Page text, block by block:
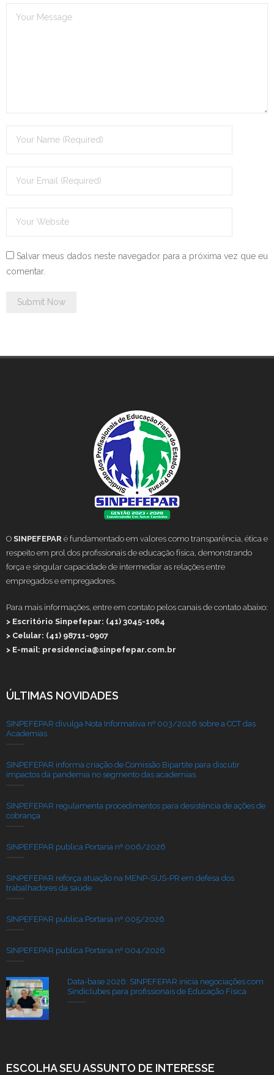
Salvar meus dados neste navegador para a próxima vez que eu
comentar.
O SINPEFEPAR é fundamentado em valores como transparência, ética e
respeito em prol dos profissionais de educação física, demonstrando
força e singular capacidade de intermediar as relações entre
empregados e empregadores.
Para mais informações, entre em contato pelos canais de contato abaixo:
> Escritório Sinpefepar: (41) 3045-1064
> Celular: (41) 98711-0907
> E-mail: presidencia@sinpefepar.com.br
ÚLTIMAS NOVIDADES
SINPEFEPAR divulga Nota Informativa nº 003/2026 sobre a CCT das
Academias
SINPEFEPAR informa criação de Comissão Bipartite para discutir
impactos da pandemia no segmento das academias
SINPEFEPAR regulamenta procedimentos para desistência de ações de
cobrança
SINPEFEPAR publica Portaria nº 006/2026
SINPEFEPAR reforça atuação na MENP-SUS-PR em defesa dos
trabalhadores da saúde
SINPEFEPAR publica Portaria nº 005/2026
SINPEFEPAR publica Portaria nº 004/2026
Data-base 2026: SINPEFEPAR inicia negociações com
Sindiclubes para profissionais de Educação Física
ESCOLHA SEU ASSUNTO DE INTERESSE